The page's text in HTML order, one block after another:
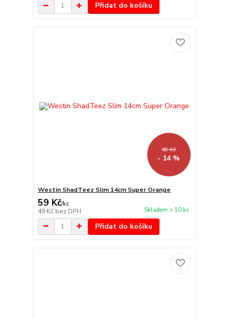
Přidat do košíku
69 Kč
- 14 %
Westin ShadTeez Slim 14cm Super Orange
59 Kč/ks
49 Kč bez DPH Skladem > 10 ks
Přidat do košíku